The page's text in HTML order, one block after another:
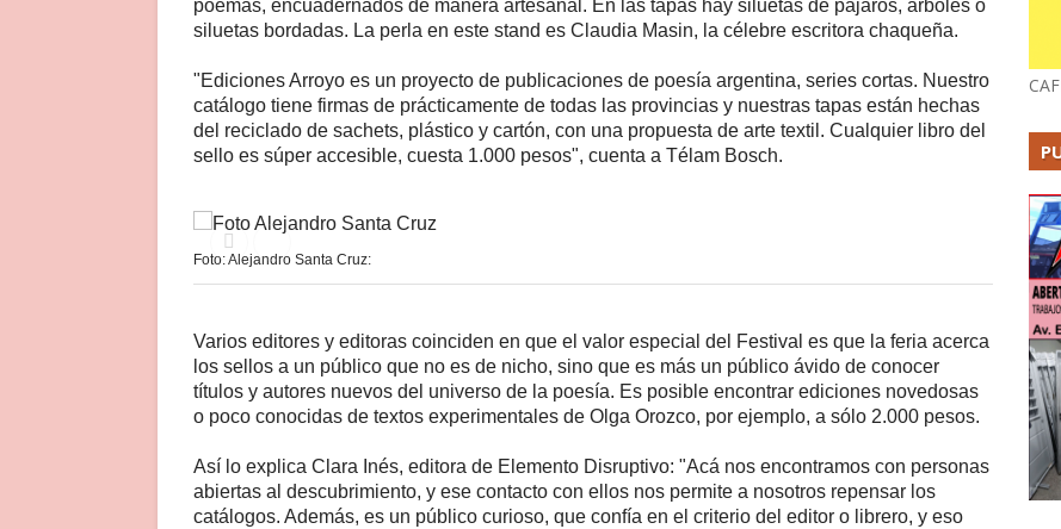
poemas, encuadernados de manera artesanal. En las tapas hay siluetas de pájaros, árboles o
siluetas bordadas. La perla en este stand es Claudia Masin, la célebre escritora chaqueña.
"Ediciones Arroyo es un proyecto de publicaciones de poesía argentina, series cortas. Nuestro
catálogo tiene firmas de prácticamente de todas las provincias y nuestras tapas están hechas
del reciclado de sachets, plástico y cartón, con una propuesta de arte textil. Cualquier libro del
sello es súper accesible, cuesta 1.000 pesos", cuenta a Télam Bosch.
Foto: Alejandro Santa Cruz:
Varios editores y editoras coinciden en que el valor especial del Festival es que la feria acerca
los sellos a un público que no es de nicho, sino que es más un público ávido de conocer
títulos y autores nuevos del universo de la poesía. Es posible encontrar ediciones novedosas
o poco conocidas de textos experimentales de Olga Orozco, por ejemplo, a sólo 2.000 pesos.
Así lo explica Clara Inés, editora de Elemento Disruptivo: "Acá nos encontramos con personas
abiertas al descubrimiento, y ese contacto con ellos nos permite a nosotros repensar los
catálogos. Además, es un público curioso, que confía en el criterio del editor o librero, y eso